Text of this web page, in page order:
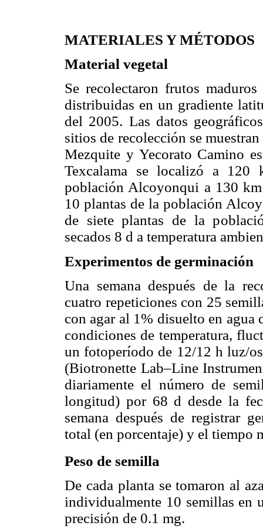
MATERIALES Y MÉTODOS
Material vegetal
Se recolectaron frutos
distribuidas en un gradiente
del 2005. Las datos
sitios de recolección se
Mezquite y Yecorato Camino
Texcalama se localizó a 120
población Alcoyonqui a 130
10 plantas de la población
de siete plantas de la
secados 8 d a temperatura
Experimentos de germinación
Una semana después de la
cuatro repeticiones con 25
con agar al 1% disuelto en agua
condiciones de temperatura,
un fotoperíodo de 12/12 h luz/
(Biotronette Lab–Line
diariamente el número de
longitud) por 68 d desde la
semana después de registrar
total (en porcentaje) y el tiempo
Peso de semilla
De cada planta se tomaron al
individualmente 10 semillas en
precisión de 0.1 mg.